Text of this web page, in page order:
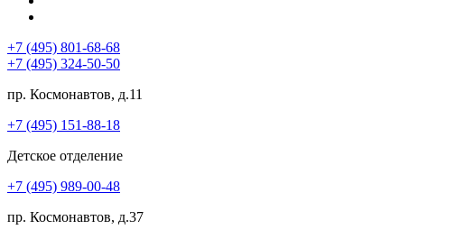
+7 (495) 801-68-68
+7 (495) 324-50-50
пр. Космонавтов, д.11
+7 (495) 151-88-18
Детское отделение
+7 (495) 989-00-48
пр. Космонавтов, д.37